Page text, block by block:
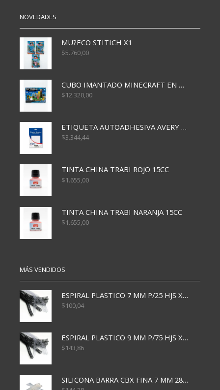
NOVEDADES
MU?ECO STITICH X1
$5.760,00
CUBO IMANTADO MINECRAFT EN CAJA x32 PCS
$12.320,00
ETIQUETA AUTOADHESIVA AVERY 3026 30H 20 X 70
$3.344,44
TINTA CHINA TRABI ROJO 15CC
$1.655,00
TINTA CHINA TRABI NARANJA 15CC
$1.655,00
MÁS VENDIDOS
ESPIRAL PLASTICO 7 MM P/25 HJS X50x3000
$100,04
ESPIRAL PLASTICO 9 MM P/75 HJS X50X2400
$143,86
SILICONA BARRA CBX FINA 7 MM 28 CM